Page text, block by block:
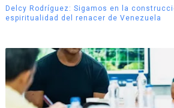
Delcy Rodríguez: Sigamos en la
espiritualidad del renacer de Venezuela